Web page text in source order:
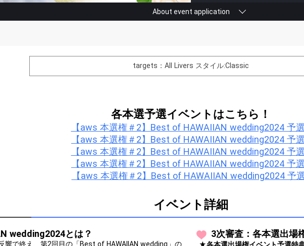
About event application
Event Begins!
You can also charge Show Gold to purchase gifts
to send gifts to the performer(s), the performer's
You can post comments.
other users.
Close
targets：All Livers スタイル:Classic
各本選予選イベントはこちら！
【aws 本選権＃2】Best of HAWAIIAN wedding2024 予
【aws 本選権＃2】Best of HAWAIIAN wedding2024 予
【aws 本選権＃2】Best of HAWAIIAN wedding2024 予
【aws 本選権＃2】Best of HAWAIIAN wedding2024 予
【aws 本選権＃2】Best of HAWAIIAN wedding2024 予
イベント詳細
wedding2024とは？
響で終え、第2回目の「Best of HAWAIIAN wedding」の
3次審査：各本選出場